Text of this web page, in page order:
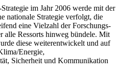
im Jahr 2006 werde mit der
nationale Strategie verfolgt, die
eine Vielzahl der Forschungs-
alle Ressorts hinweg bündele. Mit
diese weiterentwickelt und auf
Energie,
Sicherheit und Kommunikation